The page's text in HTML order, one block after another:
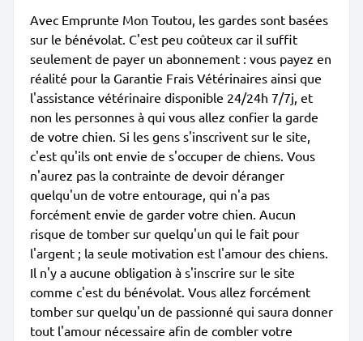
Avec Emprunte Mon Toutou, les gardes sont basées
sur le bénévolat. C'est peu coûteux car il suffit
seulement de payer un abonnement : vous payez en
réalité pour la Garantie Frais Vétérinaires ainsi que
l'assistance vétérinaire disponible 24/24h 7/7j, et
non les personnes à qui vous allez confier la garde
de votre chien. Si les gens s'inscrivent sur le site,
c'est qu'ils ont envie de s'occuper de chiens. Vous
n'aurez pas la contrainte de devoir déranger
quelqu'un de votre entourage, qui n'a pas
forcément envie de garder votre chien. Aucun
risque de tomber sur quelqu'un qui le fait pour
l'argent ; la seule motivation est l'amour des chiens.
Il n'y a aucune obligation à s'inscrire sur le site
comme c'est du bénévolat. Vous allez forcément
tomber sur quelqu'un de passionné qui saura donner
tout l'amour nécessaire afin de combler votre